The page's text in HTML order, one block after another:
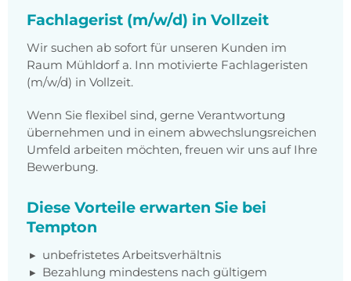
Fachlagerist (m/w/d) in Vollzeit
Wir suchen ab sofort für unseren Kunden im
Raum Mühldorf a. Inn motivierte Fachlageristen
(m/w/d) in Vollzeit.
Wenn Sie flexibel sind, gerne Verantwortung
übernehmen und in einem abwechslungsreichen
Umfeld arbeiten möchten, freuen wir uns auf Ihre
Bewerbung.
Diese Vorteile erwarten Sie bei
Tempton
unbefristetes Arbeitsverhältnis
Bezahlung mindestens nach gültigem